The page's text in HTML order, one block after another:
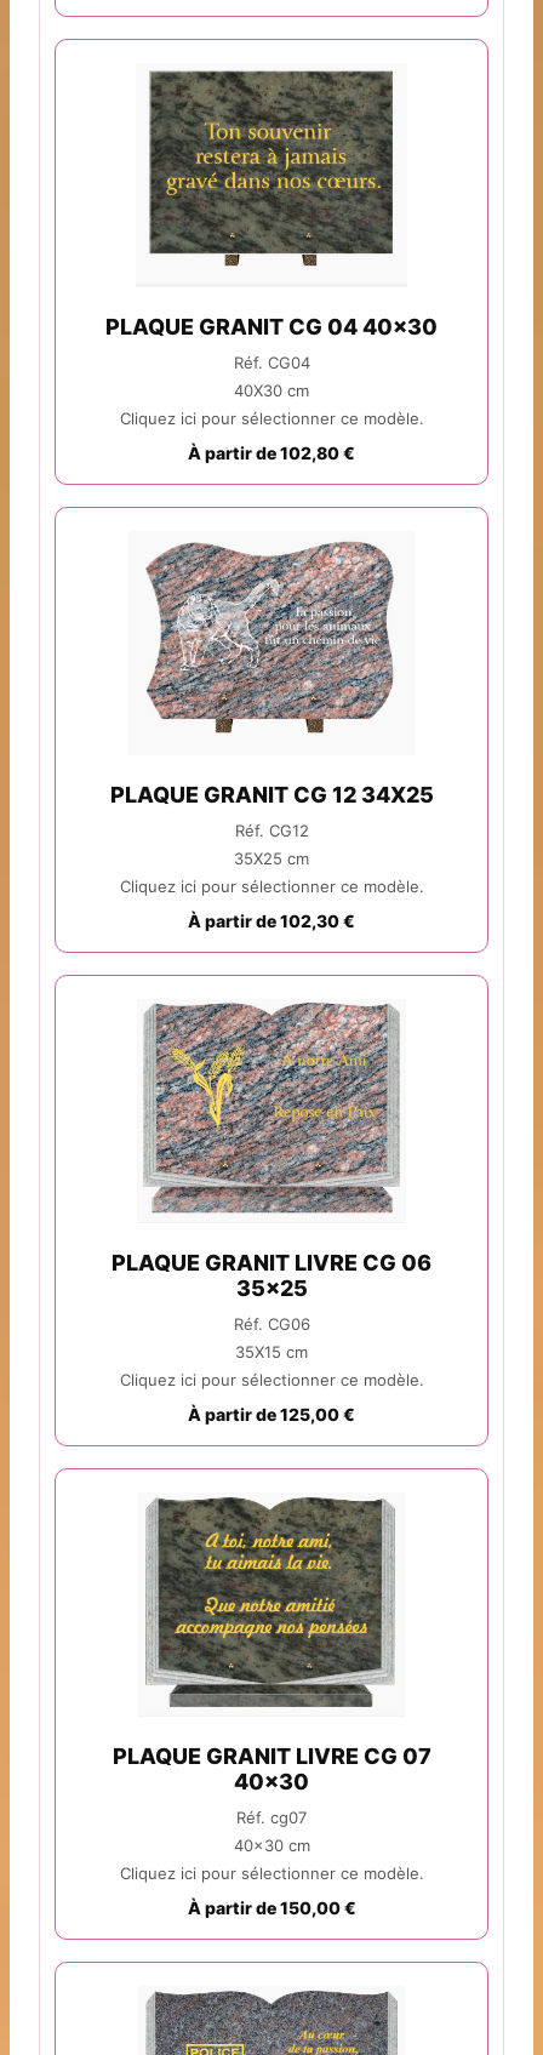
PLAQUE GRANIT CG 04 40x30
Réf. CG04
40X30 cm
Cliquez ici pour sélectionner ce modèle.
À partir de 102,80 €
PLAQUE GRANIT CG 12 34X25
Réf. CG12
35X25 cm
Cliquez ici pour sélectionner ce modèle.
À partir de 102,30 €
PLAQUE GRANIT LIVRE CG 06
35x25
Réf. CG06
35X15 cm
Cliquez ici pour sélectionner ce modèle.
À partir de 125,00 €
PLAQUE GRANIT LIVRE CG 07
40x30
Réf. cg07
40x30 cm
Cliquez ici pour sélectionner ce modèle.
À partir de 150,00 €